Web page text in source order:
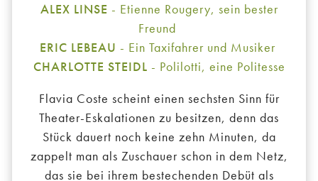
ALEX LINSE - Etienne Rougery, sein bester
Freund
ERIC LEBEAU - Ein Taxifahrer und Musiker
CHARLOTTE STEIDL - Polilotti, eine Politesse
Flavia Coste scheint einen sechsten Sinn für
Theater-Eskalationen zu besitzen, denn das
Stück dauert noch keine zehn Minuten, da
zappelt man als Zuschauer schon in dem Netz,
das sie bei ihrem bestechenden Debüt als